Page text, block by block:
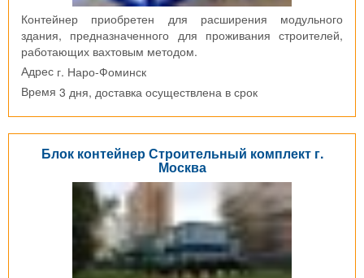
Контейнер приобретен для расширения модульного
здания, предназначенного для проживания строителей,
работающих вахтовым методом.
Адрес г. Наро-Фоминск
Время 3 дня, доставка осуществлена в срок
Блок контейнер Строительный комплект г.
Москва